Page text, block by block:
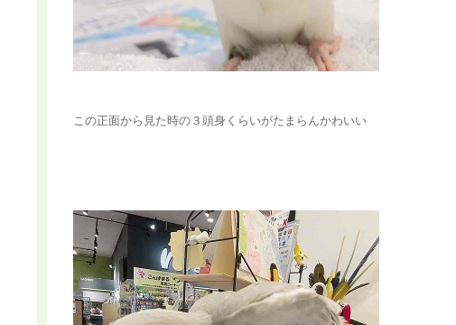
この正面から見た時の３頭身くらいがたまらんかわいい